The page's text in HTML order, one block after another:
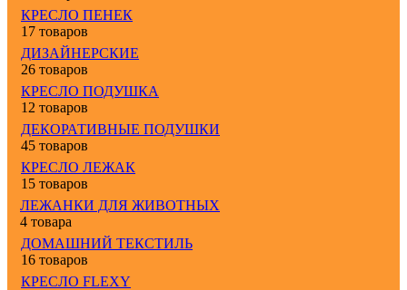
КРЕСЛО ПЕНЕК
17 товаров
ДИЗАЙНЕРСКИЕ
26 товаров
КРЕСЛО ПОДУШКА
12 товаров
ДЕКОРАТИВНЫЕ ПОДУШКИ
45 товаров
КРЕСЛО ЛЕЖАК
15 товаров
ЛЕЖАНКИ ДЛЯ ЖИВОТНЫХ
4 товара
ДОМАШНИЙ ТЕКСТИЛЬ
16 товаров
КРЕСЛО FLEXY